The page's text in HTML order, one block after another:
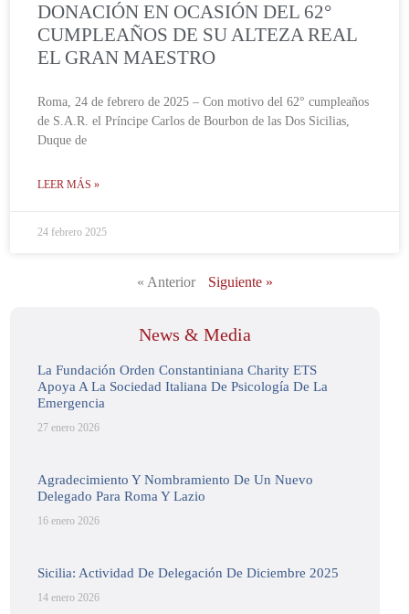
DONACIÓN EN OCASIÓN DEL 62°
CUMPLEAÑOS DE SU ALTEZA REAL
EL GRAN MAESTRO
Roma, 24 de febrero de 2025 – Con motivo del 62° cumpleaños
de S.A.R. el Príncipe Carlos de Bourbon de las Dos Sicilias,
Duque de
LEER MÁS »
24 febrero 2025
« Anterior Siguiente »
News & Media
La Fundación Orden Constantiniana Charity ETS
Apoya A La Sociedad Italiana De Psicología De La
Emergencia
27 enero 2026
Agradecimiento Y Nombramiento De Un Nuevo
Delegado Para Roma Y Lazio
16 enero 2026
Sicilia: Actividad De Delegación De Diciembre 2025
14 enero 2026